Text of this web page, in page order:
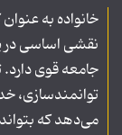
خانواده به
نقشی اساسی در
جامعه قوی
توانمندسازی،
می‌دهد که